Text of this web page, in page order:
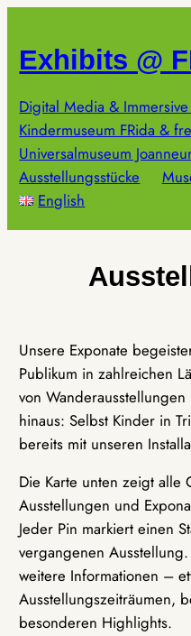
springen
Exhibits @
Digital Media & Immersive
Kindermuseum FRida &
Universalmuseum
Ausstellungsstücke
English
Unsere Exponate
Publikum in zahlreichen
von
hinaus: Selbst Kinder in
bereits mit unseren
Die Karte unten zeigt alle
Ausstellungen und
Jeder Pin markiert einen
vergangenen
weitere Informationen –
Ausstellungszeiträumen,
besonderen Highlights.